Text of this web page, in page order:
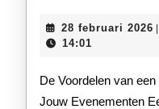
28 februari 2026
14:01
De Voordelen van een Tent van 3×6 Meter voor al
Jouw Evenementen